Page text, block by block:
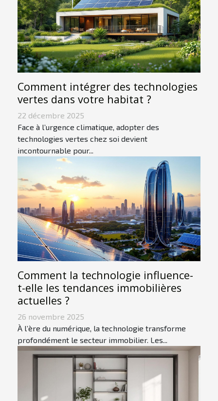
Comment intégrer des technologies
vertes dans votre habitat ?
22 décembre 2025
Face à l’urgence climatique, adopter des
technologies vertes chez soi devient
incontournable pour...
Comment la technologie influence-
t-elle les tendances immobilières
actuelles ?
26 novembre 2025
À l’ère du numérique, la technologie transforme
profondément le secteur immobilier. Les...